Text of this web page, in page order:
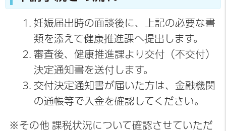
妊娠届出時の面談後に、上記の必要な書
類を添えて健康推進課へ提出します。
審査後、健康推進課より交付（不交付）
決定通知書を送付します。
交付決定通知書が届いた方は、金融機関
の通帳等で入金を確認してください。
※その他 課税状況について確認させていただ